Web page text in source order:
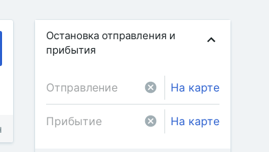
Остановка отправления и
прибытия
На карте
На карте